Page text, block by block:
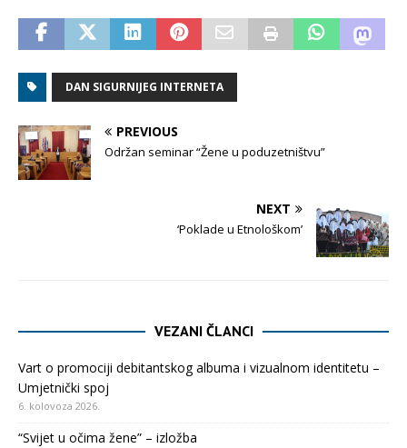
DAN SIGURNIJEG INTERNETA
PREVIOUS
Održan seminar “Žene u poduzetništvu”
NEXT
‘Poklade u Etnološkom’
VEZANI ČLANCI
Vart o promociji debitantskog albuma i vizualnom identitetu –
Umjetnički spoj
6. kolovoza 2026.
“Svijet u očima žene” – izložba